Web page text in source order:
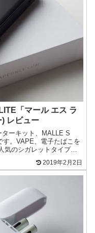
「マール エス ラ
レビュー
ーキット、MALLE S
。VAPE、電子たばこを
気のシガレットタイプ。
2019年2月2日